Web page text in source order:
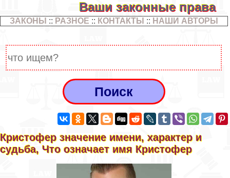
Ваши законные права
ЗАКОНЫ :: РАЗНОЕ :: КОНТАКТЫ :: НАШИ АВТОРЫ
Кристофер значение имени, хаpaктер и
судьба, Что означает имя Кристофер